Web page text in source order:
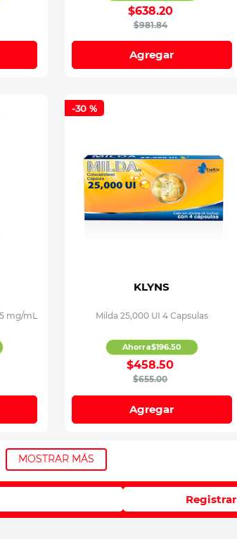
$981.84
$638.20
Agregar
mg/mL
-30 %
KLYNS
Milda 25,000 UI 4 Capsulas
$655.00
$458.50
Ahorra$196.50
Agregar
MOSTRAR MÁS
Registrar